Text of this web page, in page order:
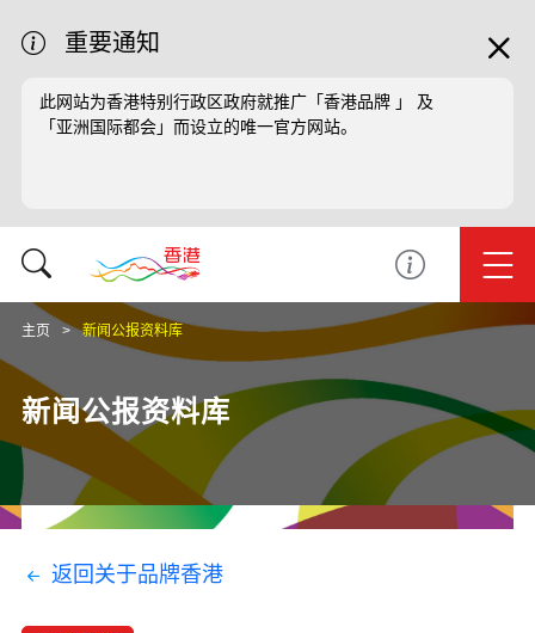
重要通知
此网站为香港特别行政区政府就推广「香港品牌 」 及
「亚洲国际都会」而设立的唯一官方网站。
主页 新闻公报资料库
新闻公报资料库
返回关于品牌香港